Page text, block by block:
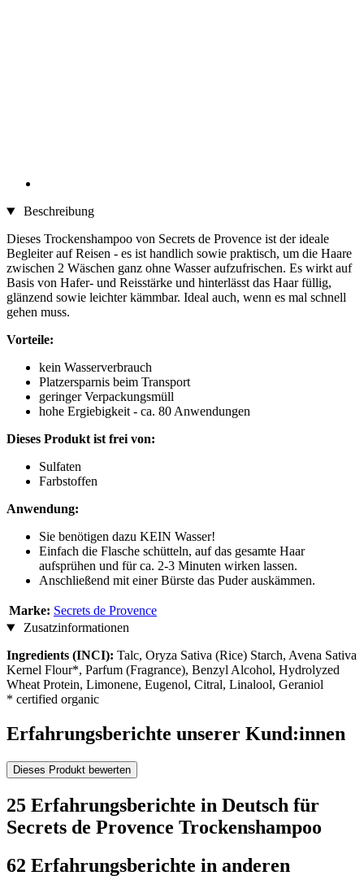
Beschreibung
Dieses Trockenshampoo von Secrets de Provence ist der ideale
Begleiter auf Reisen - es ist handlich sowie praktisch, um die Haare
zwischen 2 Wäschen ganz ohne Wasser aufzufrischen. Es wirkt auf
Basis von Hafer- und Reisstärke und hinterlässt das Haar füllig,
glänzend sowie leichter kämmbar. Ideal auch, wenn es mal schnell
gehen muss.
Vorteile:
kein Wasserverbrauch
Platzersparnis beim Transport
geringer Verpackungsmüll
hohe Ergiebigkeit - ca. 80 Anwendungen
Dieses Produkt ist frei von:
Sulfaten
Farbstoffen
Anwendung:
Sie benötigen dazu KEIN Wasser!
Einfach die Flasche schütteln, auf das gesamte Haar
aufsprühen und für ca. 2-3 Minuten wirken lassen.
Anschließend mit einer Bürste das Puder auskämmen.
Marke: Secrets de Provence
Zusatzinformationen
Ingredients (INCI): Talc, Oryza Sativa (Rice) Starch, Avena Sativa
Kernel Flour*, Parfum (Fragrance), Benzyl Alcohol, Hydrolyzed
Wheat Protein, Limonene, Eugenol, Citral, Linalool, Geraniol
* certified organic
Erfahrungsberichte unserer Kund:innen
Dieses Produkt bewerten
25 Erfahrungsberichte in Deutsch für
Secrets de Provence Trockenshampoo
62 Erfahrungsberichte in anderen